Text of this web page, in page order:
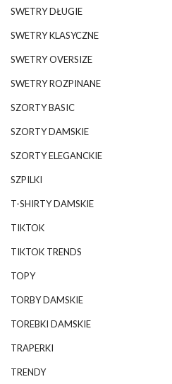
SWETRY DŁUGIE
SWETRY KLASYCZNE
SWETRY OVERSIZE
SWETRY ROZPINANE
SZORTY BASIC
SZORTY DAMSKIE
SZORTY ELEGANCKIE
SZPILKI
T-SHIRTY DAMSKIE
TIKTOK
TIKTOK TRENDS
TOPY
TORBY DAMSKIE
TOREBKI DAMSKIE
TRAPERKI
TRENDY